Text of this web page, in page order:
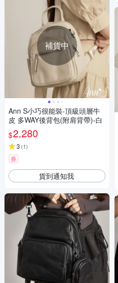
補貨中
Ann S小巧很能裝-頂級頭層牛
皮 多WAY後背包(附肩背帶)-白
$2,280
3 (1)
券
貨到通知我